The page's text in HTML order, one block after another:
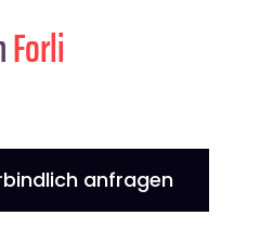
Forli
anfragen